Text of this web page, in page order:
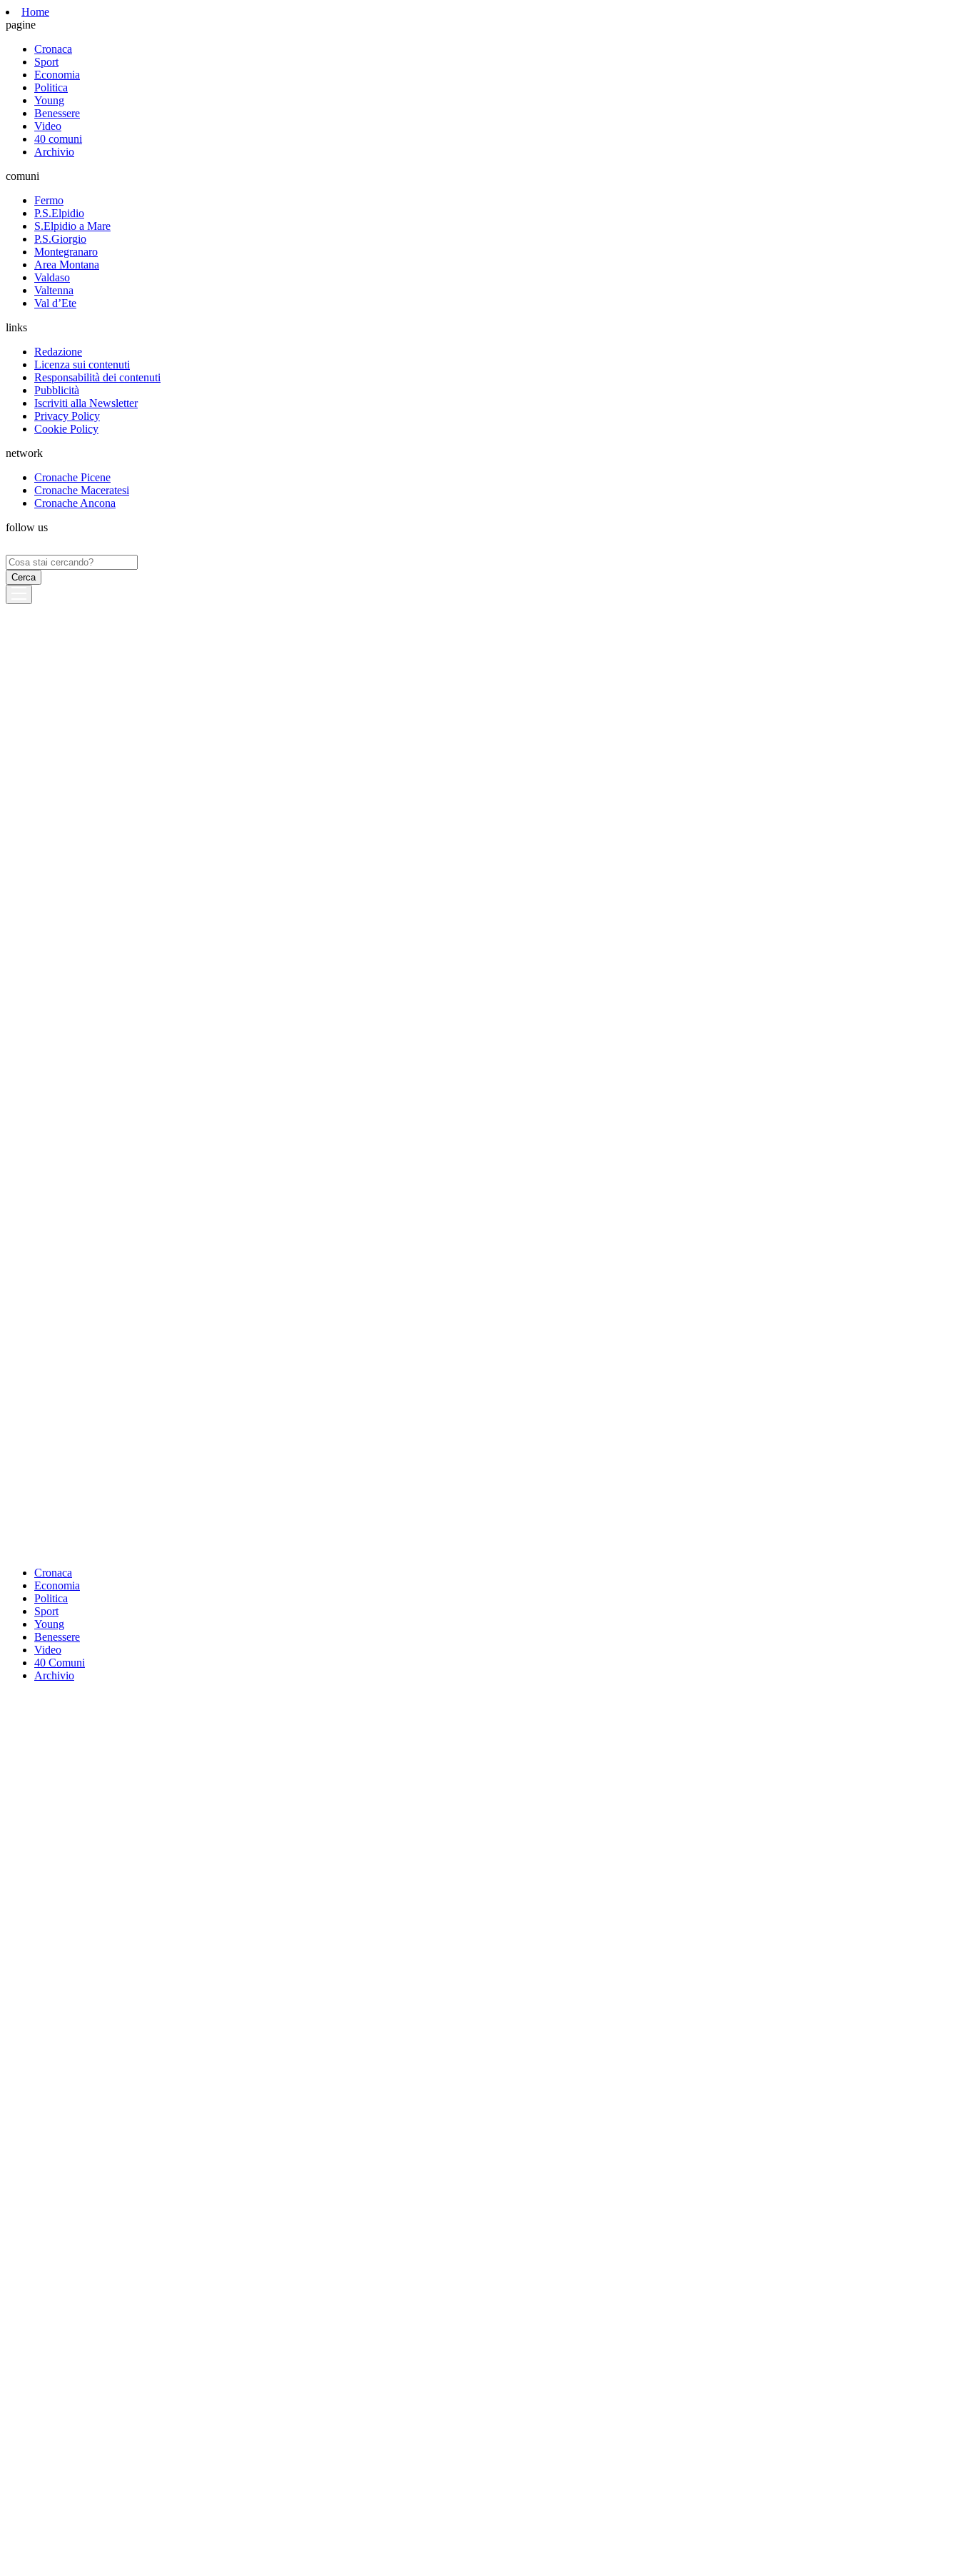
Home
pagine
Cronaca
Sport
Economia
Politica
Young
Benessere
Video
40 comuni
Archivio
comuni
Fermo
P.S.Elpidio
S.Elpidio a Mare
P.S.Giorgio
Montegranaro
Area Montana
Valdaso
Valtenna
Val d’Ete
links
Redazione
Licenza sui contenuti
Responsabilità dei contenuti
Pubblicità
Iscriviti alla Newsletter
Privacy Policy
Cookie Policy
network
Cronache Picene
Cronache Maceratesi
Cronache Ancona
follow us
Ricerca
per:
Cronaca
Economia
Politica
Sport
Young
Benessere
Video
40 Comuni
Archivio